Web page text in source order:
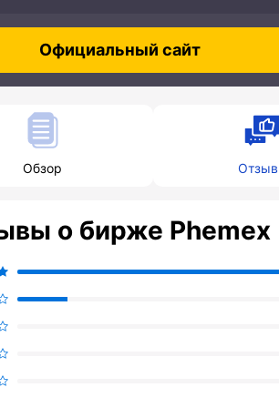
Официальный сайт
Обзор
о бирже Phemex